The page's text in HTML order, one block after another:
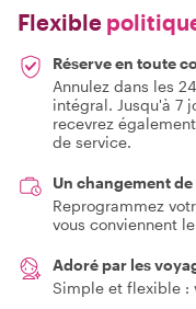
Flexible
Réserve en toute
Annulez dans les
intégral. Jusqu'à 7
recevrez
de service.
Un changement
Reprogrammez
vous conviennent
Adoré par les
Simple et flexible :